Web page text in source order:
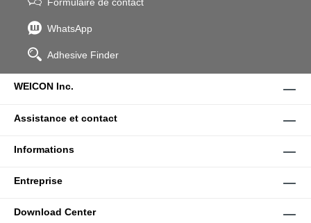
Formulaire de contact
WhatsApp
Adhesive Finder
WEICON Inc.
Assistance et contact
Informations
Entreprise
Download Center